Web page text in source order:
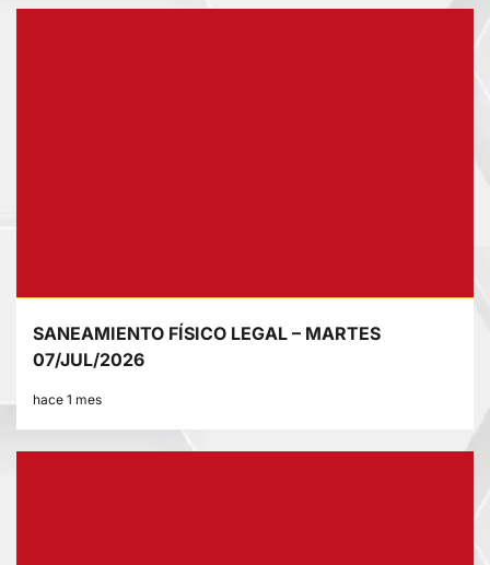
SANEAMIENTO FÍSICO LEGAL – MARTES
07/JUL/2026
hace 1 mes